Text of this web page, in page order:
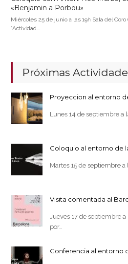
«Benjamin a Porbou»
Miércoles 25 de junio a las 19h Sala del
*Actividad…
Próximas
Proyeccion al entorno
Lunes 14 de septiembre a
Coloquio al entorno de
Martes 15 de septiembre
Visita comentada al
Jueves 17 de septiembre
por…
Conferencia al entorno